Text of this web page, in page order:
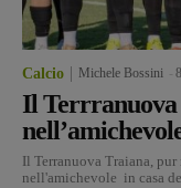
Calcio Michele Bossini
Il Terrranuova
Il Terranuova Traiana,
nell'amichevole in casa